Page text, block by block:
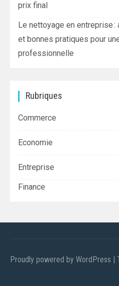
prix final
Le nettoyage en entreprise
et bonnes pratiques pour
professionnelle
Rubriques
Commerce
Economie
Entreprise
Finance
Proudly powered by WordPress |